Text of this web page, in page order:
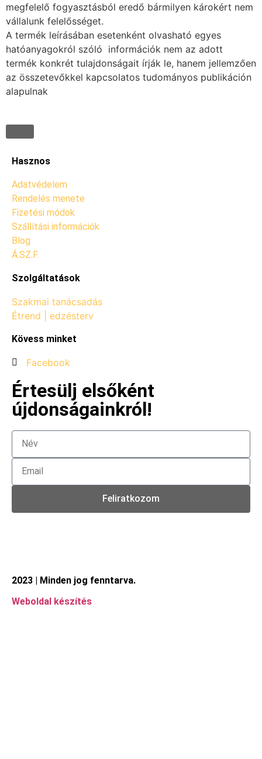
megfelelő fogyasztásból eredő bármilyen károkért nem
vállalunk felelősséget.
A termék leírásában esetenként olvasható egyes
hatóanyagokról szóló információk nem az adott
termék konkrét tulajdonságait írják le, hanem jellemzően
az összetevőkkel kapcsolatos tudományos publikáción
alapulnak
Hasznos
Adatvédelem
Rendelés menete
Fizetési módok
Szállítási információk
Blog
Á.SZ.F.
Szolgáltatások
Szakmai tanácsadás
Étrend | edzésterv
Kövess minket
Facebook
Értesülj elsőként
újdonságainkról!
Feliratkozom
2023 | Minden jog fenntarva.
Weboldal készítés